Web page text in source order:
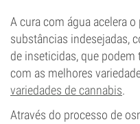
A cura com água acelera
substâncias indesejadas,
de inseticidas, que
com as melhores
variedades de cannabis.
Através do processo de